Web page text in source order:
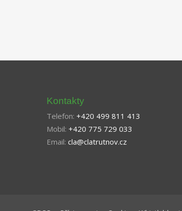
Kontakty
Telefon: +420 499 811 413
Mobil: +420 775 729 033
Email: cla@clatrutnov.cz